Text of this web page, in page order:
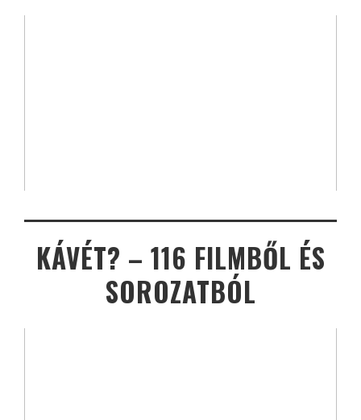
KÁVÉT? – 116 FILMBŐL ÉS
SOROZATBÓL